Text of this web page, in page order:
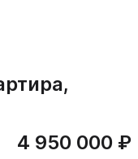
4 950 000 ₽